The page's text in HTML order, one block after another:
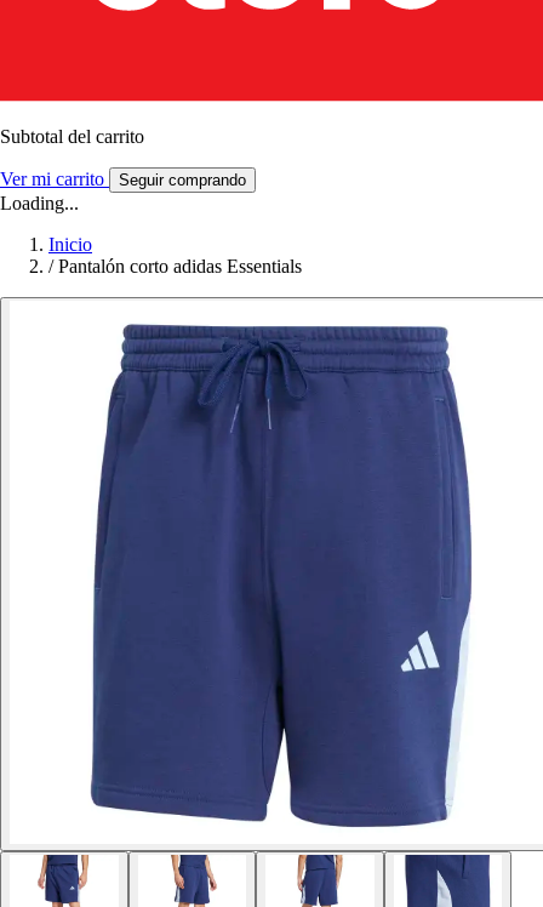
Subtotal del carrito
Ver mi carrito Seguir comprando
Loading...
Inicio
/ Pantalón corto adidas Essentials